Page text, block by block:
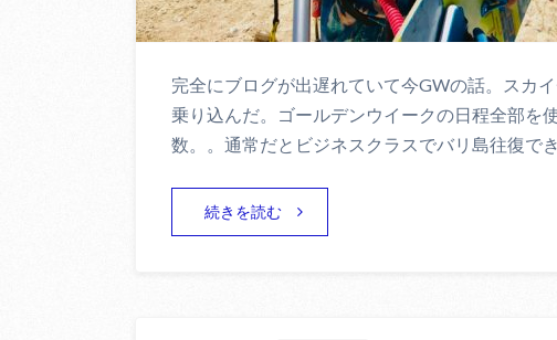
完全にブログが出遅れていて今GWの話。スカ
乗り込んだ。ゴールデンウイークの日程全部を
数。。通常だとビジネスクラスでバリ島往復で
続きを読む